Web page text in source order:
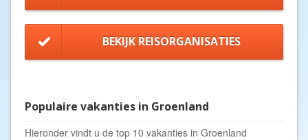
BEKIJK REISORGANISATIES
Populaire vakanties in Groenland
Hieronder vindt u de top 10 vakanties in Groenland